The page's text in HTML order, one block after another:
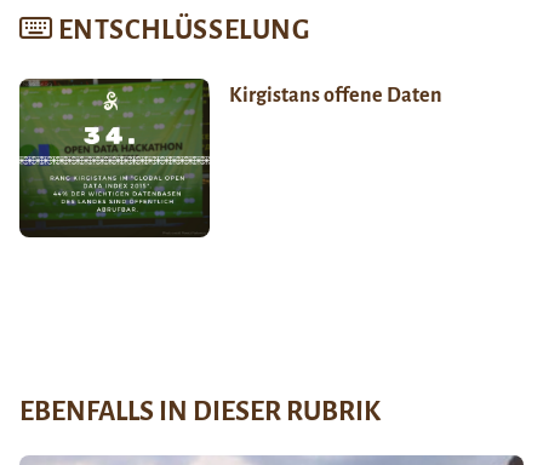
ENTSCHLÜSSELUNG
Kirgistans offene Daten
EBENFALLS IN DIESER RUBRIK